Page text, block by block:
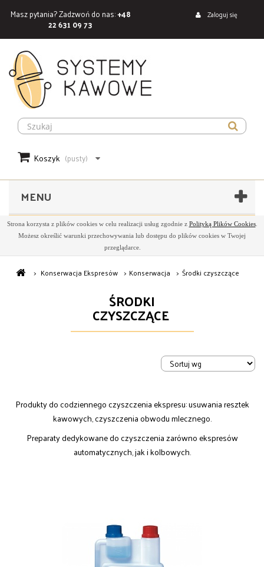
Zaloguj się
Masz pytania? Zadzwoń do nas:+48
22 631 09 73
Koszyk (pusty)
MENU
Strona korzysta z plików cookies w celu realizacji usług zgodnie z Polityką Plików Cookies.
Możesz określić warunki przechowywania lub dostępu do plików cookies w Twojej
przeglądarce.
> Konserwacja Ekspresów > Konserwacja > Środki czyszczące
ŚRODKI
CZYSZCZĄCE
Produkty do codziennego czyszczenia ekspresu: usuwania resztek
kawowych, czyszczenia obwodu mlecznego.
Preparaty dedykowane do czyszczenia zarówno ekspresów
automatycznych, jak i kolbowych.